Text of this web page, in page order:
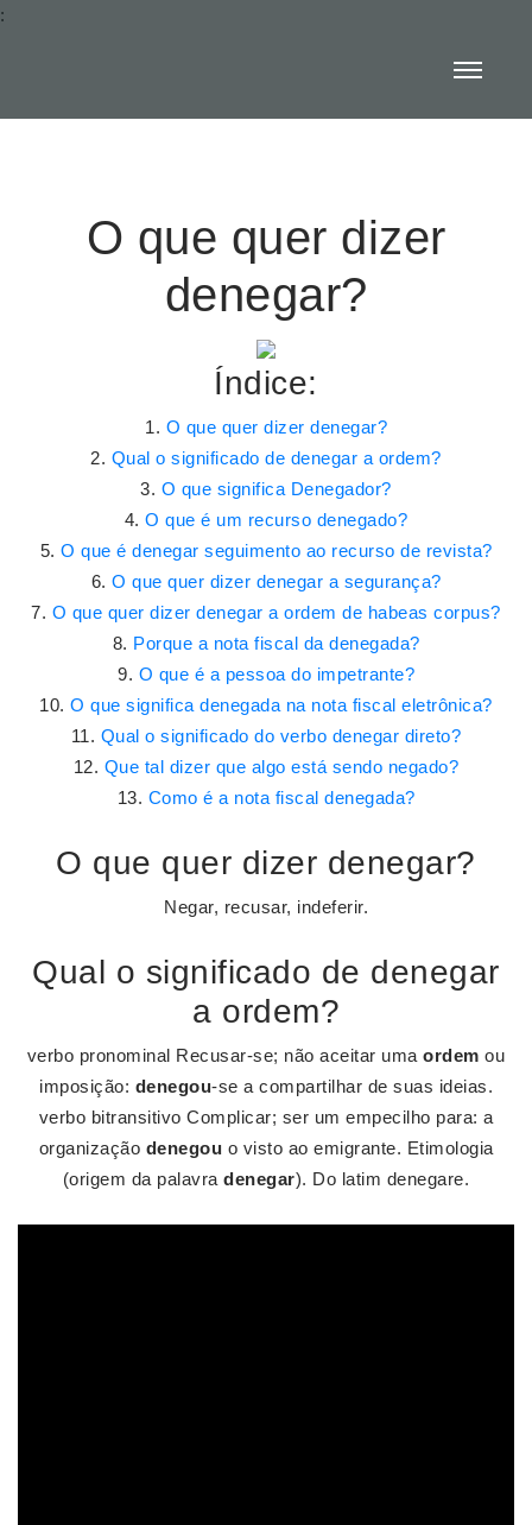
:
O que quer dizer
denegar?
Índice:
O que quer dizer denegar?
Qual o significado de denegar a ordem?
O que significa Denegador?
O que é um recurso denegado?
O que é denegar seguimento ao recurso de revista?
O que quer dizer denegar a segurança?
O que quer dizer denegar a ordem de habeas corpus?
Porque a nota fiscal da denegada?
O que é a pessoa do impetrante?
O que significa denegada na nota fiscal eletrônica?
Qual o significado do verbo denegar direto?
Que tal dizer que algo está sendo negado?
Como é a nota fiscal denegada?
O que quer dizer denegar?
Negar, recusar, indeferir.
Qual o significado de denegar
a ordem?
verbo pronominal Recusar-se; não aceitar umaordem ou
imposição: denegou-se a compartilhar de suas ideias.
verbo bitransitivo Complicar; ser um empecilho para: a
organização denegou o visto ao emigrante. Etimologia
(origem da palavradenegar). Do latim denegare.